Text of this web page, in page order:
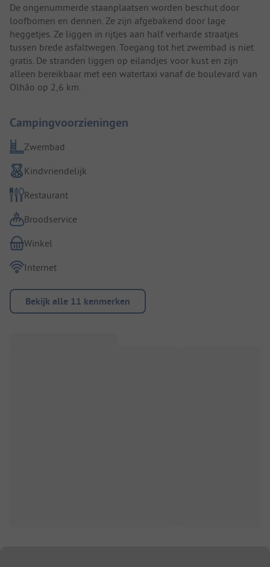
De ongenummerde staanplaatsen worden beschut door
loofbomen en dennen. Ze zijn afgebakend door lage
heggetjes. Ze liggen in rijtjes aan half verharde straatjes
tussen brede asfaltwegen. Toegang tot het zwembad is niet
gratis. De stranden liggen op eilandjes voor kust en zijn
alleen bereikbaar met een watertaxi vanaf de boulevard van
Olhão op 2,6 km.
Campingvoorzieningen
Zwembad
Kindvriendelijk
Restaurant
Broodservice
Winkel
Internet
Bekijk alle 11 kenmerken